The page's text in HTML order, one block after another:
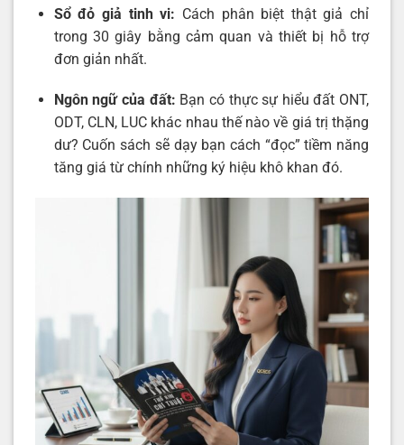
Sổ đỏ giả tinh vi: Cách phân biệt thật giả chỉ
trong 30 giây bằng cảm quan và thiết bị hỗ trợ
đơn giản nhất.
Ngôn ngữ của đất: Bạn có thực sự hiểu đất ONT,
ODT, CLN, LUC khác nhau thế nào về giá trị thặng
dư? Cuốn sách sẽ dạy bạn cách “đọc” tiềm năng
tăng giá từ chính những ký hiệu khô khan đó.